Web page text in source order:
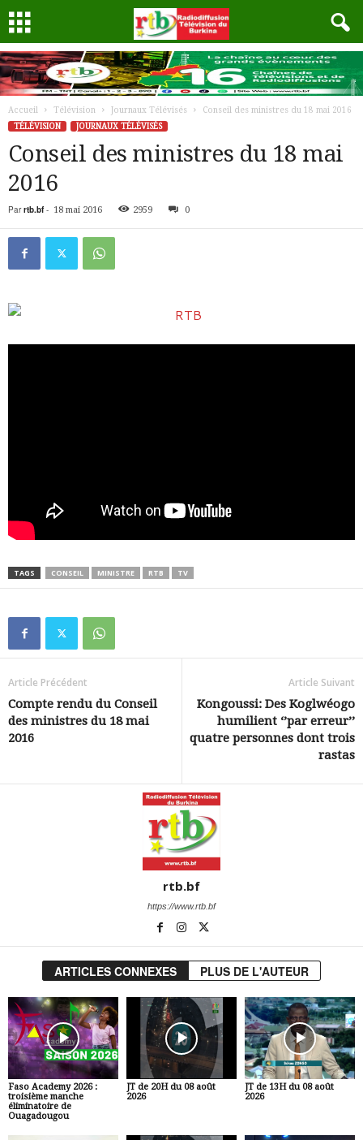
Accueil Télévision Journaux Télévisés
Conseil des ministres du 18 mai 2016
TÉLÉVISION
JOURNAUX TÉLÉVISÉS
Conseil des ministres du 18 mai
2016
Par rtb.bf- 18 mai 2016 2959 0
TAGS CONSEIL MINISTRE RTB TV
Article Précédent
Compte rendu du Conseil
des ministres du 18 mai
2016
Article Suivant
Kongoussi: Des Koglwéogo
humilient ‘’par erreur’’
quatre personnes dont trois
rastas
rtb.bf
https://www.rtb.bf
ARTICLES CONNEXES PLUS DE L'AUTEUR
Faso Academy 2026 :
troisième manche
éliminatoire de
Ouagadougou
JT de 20H du 08 août
2026
JT de 13H du 08 août
2026